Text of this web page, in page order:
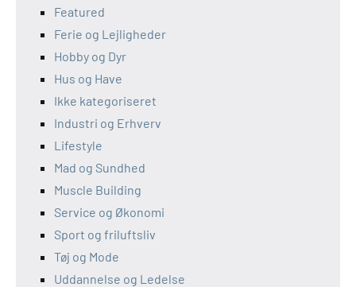
Featured
Ferie og Lejligheder
Hobby og Dyr
Hus og Have
Ikke kategoriseret
Industri og Erhverv
Lifestyle
Mad og Sundhed
Muscle Building
Service og Økonomi
Sport og friluftsliv
Tøj og Mode
Uddannelse og Ledelse